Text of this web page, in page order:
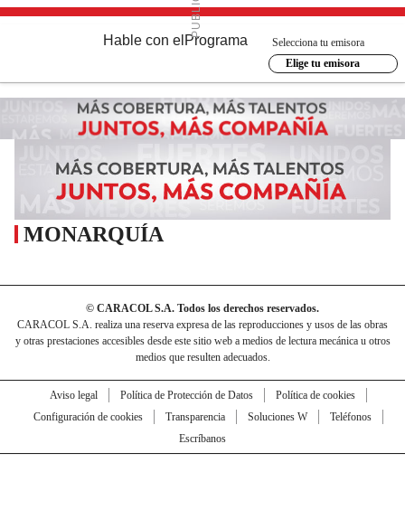
Hable con el Programa
Selecciona tu emisora
Elige tu emisora
MONARQUÍA
© CARACOL S.A. Todos los derechos reservados.
CARACOL S.A. realiza una reserva expresa de las reproducciones y usos de las obras
y otras prestaciones accesibles desde este sitio web a medios de lectura mecánica u otros
medios que resulten adecuados.
Aviso legal Política de Protección de Datos
Política de cookies
Configuración de cookies
Transparencia Soluciones W
Teléfonos
Escríbanos